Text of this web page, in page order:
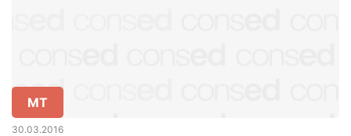
MT
30.03.2016